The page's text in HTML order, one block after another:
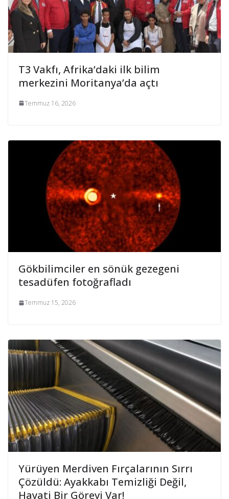
T3 Vakfı, Afrika’daki ilk bilim
merkezini Moritanya’da açtı
Temmuz 16, 2026
Gökbilimciler en sönük gezegeni
tesadüfen fotoğrafladı
Temmuz 15, 2026
Yürüyen Merdiven Fırçalarının Sırrı
Çözüldü: Ayakkabı Temizliği Değil,
Hayati Bir Görevi Var!